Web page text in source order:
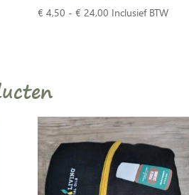
€ 4,50 - € 24,00Prijsklasse:
Inclusief BTW